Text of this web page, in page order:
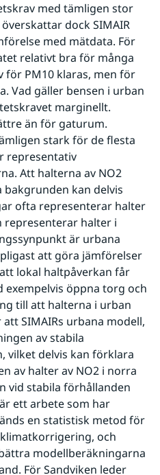
med tämligen stor
dock SIMAIR
med mätdata. För
relativt bra för många
för PM10 klaras, men för
Vad gäller bensen i urban
marginellt.
än för gaturum.
stark för de flesta
representativ
Att halterna av NO2
kan delvis
ofta representerar halter
representerar halter i
är urbana
att göra jämförelser
lokal haltpåverkan får
öppna torg och
till att halterna i urban
SIMAIRs urbana modell,
av stabila
vilket delvis kan förklara
av halter av NO2 i norra
vid stabila förhållanden
ett arbete som har
en statistisk metod för
och
modellberäkningarna
För Sandviken leder